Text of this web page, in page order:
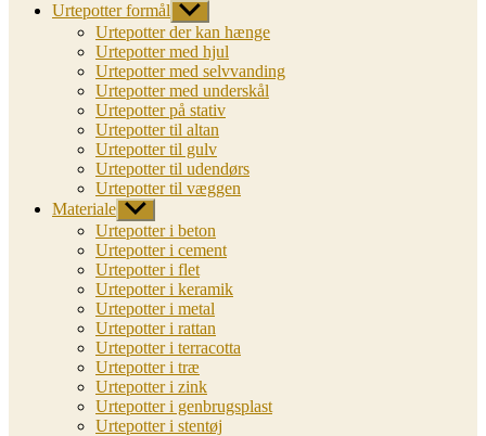
Urtepotter formål Vis
undermenu
Urtepotter der kan hænge
Urtepotter med hjul
Urtepotter med selvvanding
Urtepotter med underskål
Urtepotter på stativ
Urtepotter til altan
Urtepotter til gulv
Urtepotter til udendørs
Urtepotter til væggen
Materiale Vis
undermenu
Urtepotter i beton
Urtepotter i cement
Urtepotter i flet
Urtepotter i keramik
Urtepotter i metal
Urtepotter i rattan
Urtepotter i terracotta
Urtepotter i træ
Urtepotter i zink
Urtepotter i genbrugsplast
Urtepotter i stentøj